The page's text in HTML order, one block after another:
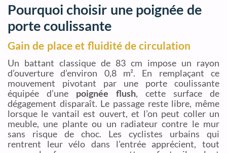
Pourquoi choisir une poignée de
porte coulissante
Gain de place et fluidité de circulation
Un battant classique de 83 cm impose un rayon
d’ouverture d’environ 0,8 m². En remplaçant ce
mouvement pivotant par une porte coulissante
équipée d’une poignée flush, cette surface de
dégagement disparaît. Le passage reste libre, même
lorsque le vantail est ouvert, et l’on peut coller un
meuble, une plante ou un radiateur contre le mur
sans risque de choc. Les cyclistes urbains qui
rentrent leur vélo dans l’entrée apprécient, tout